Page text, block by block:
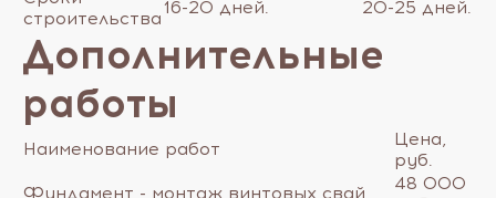
строительства
16-20 дней. 20-25 дней.
Дополнительные
работы
Наименование работ
Цена,
руб.
Фундамент - монтаж винтовых свай
48 000